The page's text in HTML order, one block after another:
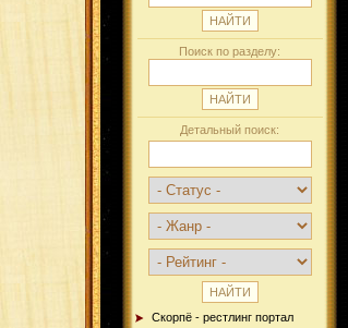
Поиск по разделу:
Детальный поиск:
Скорпё - рестлинг портал